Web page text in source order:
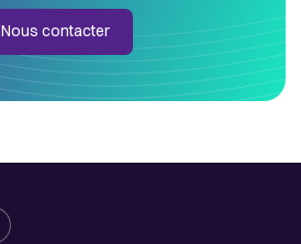
Nous contacter